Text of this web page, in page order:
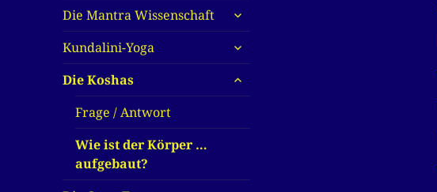
Die Mantra Wissenschaft
untermenü
anzeigen
Kundalini-Yoga
untermenü
anzeigen
Die Koshas
untermenü
anzeigen
Frage / Antwort
Wie ist der Körper …
aufgebaut?